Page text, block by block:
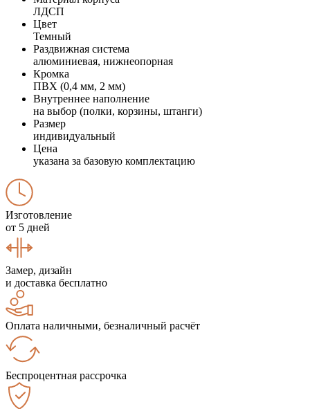
ЛДСП
Цвет
Темный
Раздвижная система
алюминиевая, нижнеопорная
Кромка
ПВХ (0,4 мм, 2 мм)
Внутреннее наполнение
на выбор (полки, корзины, штанги)
Размер
индивидуальный
Цена
указана за базовую комплектацию
Изготовление
от 5 дней
Замер, дизайн
и доставка бесплатно
Оплата наличными, безналичный расчёт
Беспроцентная рассрочка